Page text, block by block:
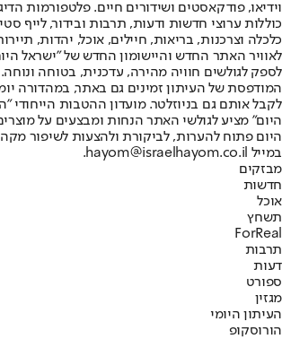
וידיאו, פודקאסטים ושידורים חיים. פלטפורמות
כוללות ערוצי חדשות ודעות, תרבות ובידור, לייף
לאוויר האתר החדש והיישומון החדש של "ישראל
לספק לגולשים חוויה מהירה, עדכנית, בטוחה
המודפסת של העיתון זמינים גם באתר, במהדורה
לקבל אותם גם בניוזלטר. מועדון ההטבות הייחודי
היום" מציע לגולשי האתר הנחות ומבצעים על
היום פתוח להערות, לביקורת ולהצעות לשיפור
במייל hayom@israelhayom.co.il.
מבזקים
חדשות
אוכל
תשחץ
ForReal
תרבות
דעות
ספורט
מגזין
העיתון היומי
הורוסקופ